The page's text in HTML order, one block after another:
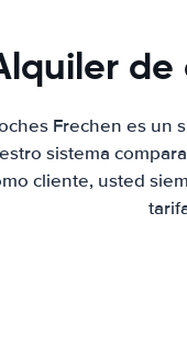
de
Frechen es
sistema
cliente, usted